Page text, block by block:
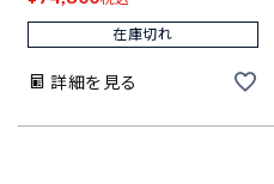
在庫切れ
詳細を見る